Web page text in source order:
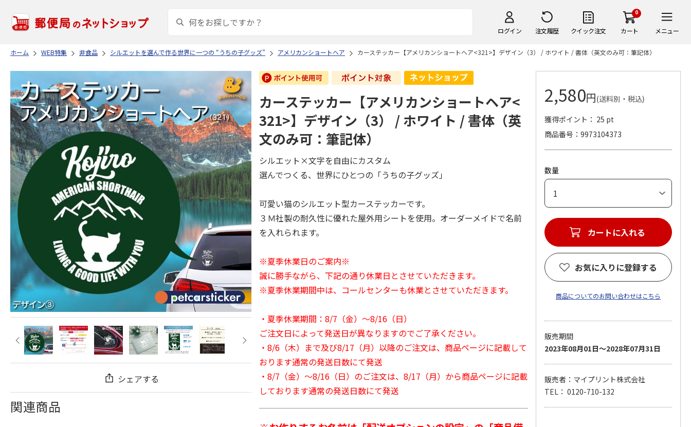
ログイン 注文履歴 クイック注文
0
カート メニュー
ホーム WEB特集 非食品 シルエットを選んで作る世界に一つの “うちの子グッズ” アメリカンショートヘア カーステッカー【アメリカンショートヘア<321>】デザイン（3） / ホワイト / 書体（英文のみ可：筆記体）
シェアする
関連商品
カーステッカー【アメリカンショートヘア<
321>】デザイン（3） / ホワイト / 書体（英
文のみ可：筆記体）
シルエット×文字を自由にカスタム
選んでつくる、世界にひとつの「うちの子グッズ」
可愛い猫のシルエット型カーステッカーです。
３Ｍ社製の耐久性に優れた屋外用シートを使用。オーダーメイドで名前
を入れられます。
※夏季休業日のご案内※
誠に勝手ながら、下記の通り休業日とさせていただきます。
※夏季休業期間中は、コールセンターも休業とさせていただきます。
・夏季休業期間：8/7（金）～8/16（日）
ご注文日によって発送日が異なりますのでご了承ください。
・8/6（木）まで及び8/17（月）以降のご注文は、商品ページに記載して
おります通常の発送日数にて発送
・8/7（金）～8/16（日）のご注文は、8/17（月）から商品ページに記載
しております通常の発送日数にて発送
2,580円(送料別・税込)
獲得ポイント： 25 pt
商品番号
9973104373
数量
カートに入れる
お気に入りに登録する
商品についてのお問い合わせはこちら
販売期間
2023年08月01日～2028年07月31日
販売者：マイプリント株式会社
TEL： 0120-710-132